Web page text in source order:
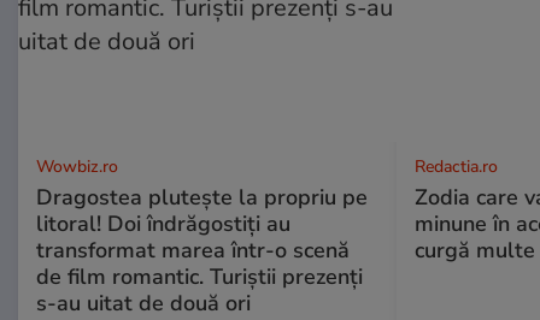
Wowbiz.ro
Dragostea plutește la propriu pe
litoral! Doi îndrăgostiți au
transformat marea într-o scenă
de film romantic. Turiștii prezenți
s-au uitat de două ori
Redactia.ro
Zodia care
minune în
curgă